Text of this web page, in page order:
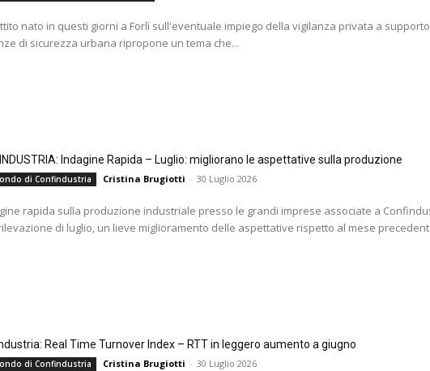
nato in questi giorni a Forlì sull'eventuale impiego della vigilanza privata a
di sicurezza urbana ripropone un tema che...
Indagine Rapida – Luglio: migliorano le aspettative sulla produzione
di Confindustria Cristina Brugiotti - 30 Luglio 2026
rapida sulla produzione industriale presso le grandi imprese associate a
di luglio, un lieve miglioramento delle aspettative rispetto al mese
Real Time Turnover Index – RTT in leggero aumento a giugno
di Confindustria Cristina Brugiotti - 30 Luglio 2026